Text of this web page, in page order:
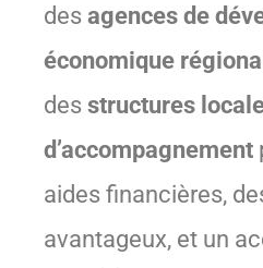
des agences de
économique
des structures
d’accompagnement
aides financières,
avantageux, et un